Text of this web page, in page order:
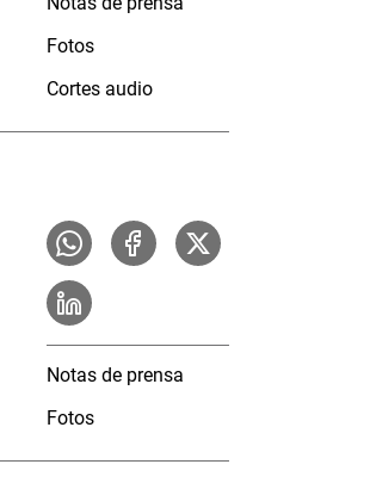
Fotos
Cortes audio
Notas de prensa
Fotos